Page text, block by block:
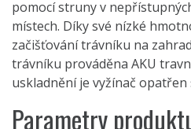
pomocí struny v
místech. Díky své nízké
začišťování trávníku na
trávníku prováděna AKU
uskladnění je vyžínač opatřen
Parametry